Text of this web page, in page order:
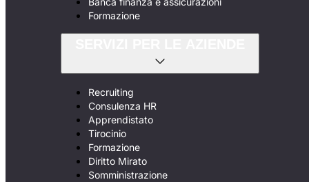
Formazione
Recruiting
Consulenza HR
Apprendistato
Tirocinio
Formazione
Diritto Mirato
Somministrazione